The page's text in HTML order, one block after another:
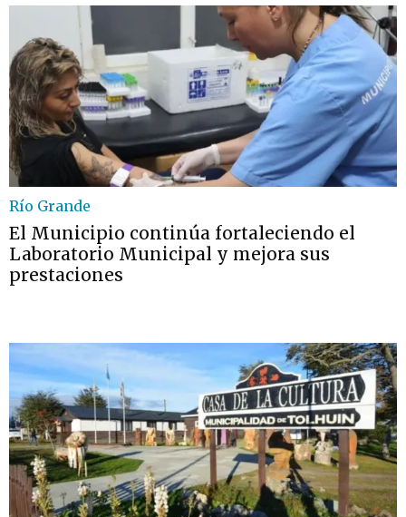
Río Grande
El Municipio continúa fortaleciendo el
Laboratorio Municipal y mejora sus
prestaciones